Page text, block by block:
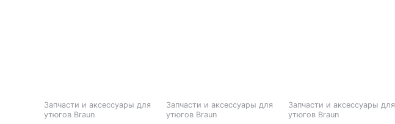
Запчасти и аксессуары для
утюгов Braun
Запчасти и аксессуары для
утюгов Braun
Запчасти и аксессуары для
утюгов Braun